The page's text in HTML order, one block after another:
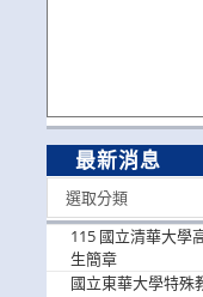
最新消息
選取分類
115 國立清華大學
生簡章
國立東華大學特殊